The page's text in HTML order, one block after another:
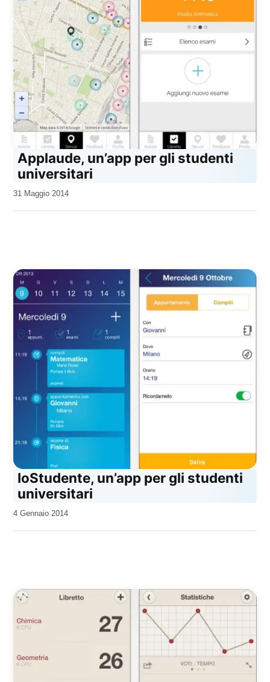
Applaude, un’app per gli studenti
universitari
da
31 Maggio 2014
IoStudente, un’app per gli studenti
universitari
da
4 Gennaio 2014